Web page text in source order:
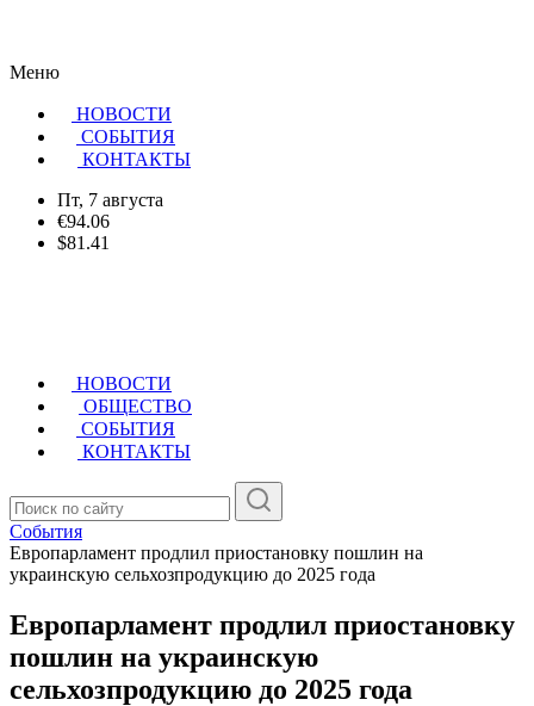
Меню
НОВОСТИ
CОБЫТИЯ
КОНТАКТЫ
Пт, 7 августа
€94.06
$81.41
НОВОСТИ
ОБЩЕСТВО
СОБЫТИЯ
КОНТАКТЫ
События
Европарламент продлил приостановку пошлин на
украинскую сельхозпродукцию до 2025 года
Европарламент продлил приостановку
пошлин на украинскую
сельхозпродукцию до 2025 года